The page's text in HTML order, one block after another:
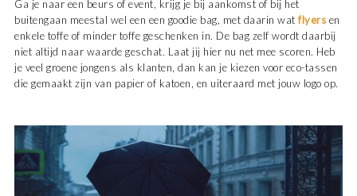
Ga je naar een beurs of event, krijg je bij aankomst of bij het
buitengaan meestal wel een een goodie bag, met daarin watflyers en
enkele toffe of minder toffe geschenken in. De bag zelf wordt daarbij
niet altijd naar waarde geschat. Laat jij hier nu net mee scoren. Heb
je veel groene jongens als klanten, dan kan je kiezen voor eco-tassen
die gemaakt zijn van papier of katoen, en uiteraard met jouw logo op.